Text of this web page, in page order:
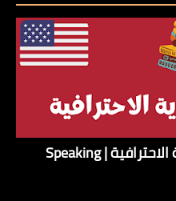
دورة مجانية: تحدث الإنجليزية الاحترافية | Speaking